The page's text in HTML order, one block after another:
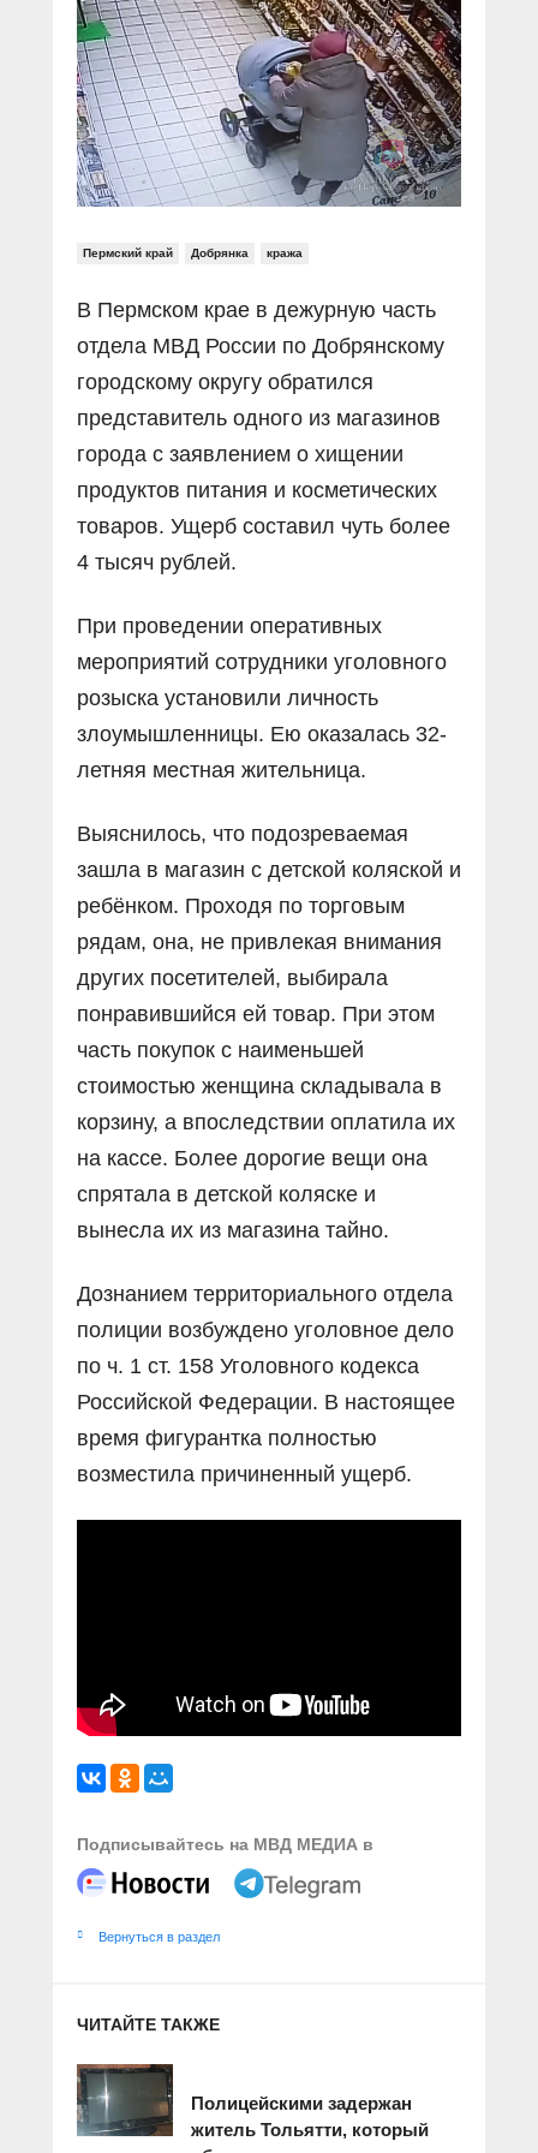
Социальные ролики
Документальные фильмы
Прямой разговор
В знании сила
Специальный репортаж
КиберПОСТОВОЙ
Газета «Щит и меч»
Журнал «Полиция России»
О ПОРТАЛЕ
Контакты
Вакансии
Пермский край Добрянка кража
В Пермском крае в дежурную часть
отдела МВД России по Добрянскому
городскому округу обратился
представитель одного из магазинов
города с заявлением о хищении
продуктов питания и косметических
товаров. Ущерб составил чуть более
4 тысяч рублей.
При проведении оперативных
мероприятий сотрудники уголовного
розыска установили личность
злоумышленницы. Ею оказалась 32-
летняя местная жительница.
Выяснилось, что подозреваемая
зашла в магазин с детской коляской и
ребёнком. Проходя по торговым
рядам, она, не привлекая внимания
других посетителей, выбирала
понравившийся ей товар. При этом
часть покупок с наименьшей
стоимостью женщина складывала в
корзину, а впоследствии оплатила их
на кассе. Более дорогие вещи она
спрятала в детской коляске и
вынесла их из магазина тайно.
Дознанием территориального отдела
полиции возбуждено уголовное дело
по ч. 1 ст. 158 Уголовного кодекса
Российской Федерации. В настоящее
время фигурантка полностью
возместила причиненный ущерб.
Подписывайтесь на МВД МЕДИА в
Вернуться в раздел
ЧИТАЙТЕ ТАКЖЕ
Полицейскими задержан
житель Тольятти, который